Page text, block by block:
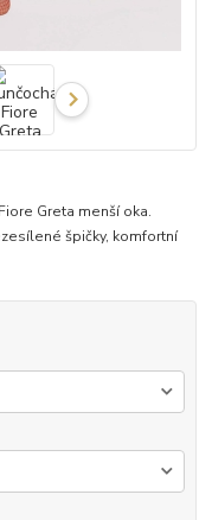
Greta menší oka.
špičky, komfortní